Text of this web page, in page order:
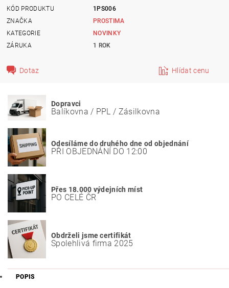
KÓD PRODUKTU
1PS006
ZNAČKA
PROSTIMA
KATEGORIE
NOVINKY
ZÁRUKA
1 ROK
Dotaz Hlídat cenu
Dopravci
Balíkovna / PPL / Zásilkovna
Odesíláme do druhého dne od objednání
PŘI OBJEDNÁNÍ DO 12:00
Přes 18.000 výdejních míst
PO CELÉ ČR
Obdrželi jsme certifikát
Spolehlivá firma 2025
POPIS